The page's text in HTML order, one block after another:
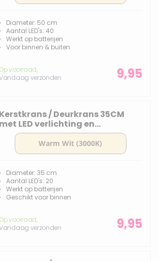
Diameter: 50 cm
Aantal LED's: 40
Werkt op batterijen
Voor binnen & buiten
Op voorraad,
verzonden
9,95
Kerstkrans / Deurkrans 35CM
met LED verlichting en
sneeuweffect - 20 lampjes
Diameter: 35 cm
Aantal LED's: 20
Werkt op batterijen
Geschikt voor binnen
Op voorraad,
verzonden
9,95